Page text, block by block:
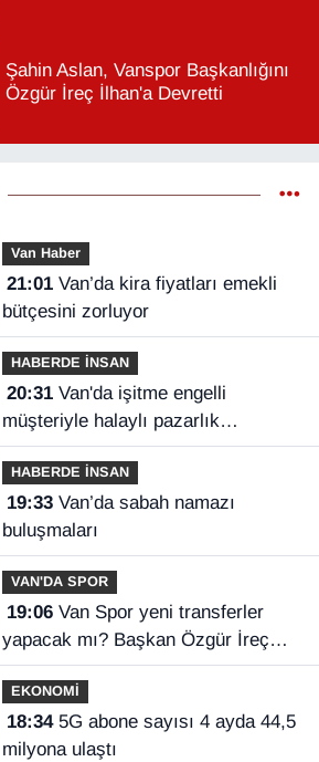
Şahin Aslan, Vanspor Başkanlığını
Özgür İreç İlhan'a Devretti
Van Haber
21:01Van’da kira fiyatları emekli
bütçesini zorluyor
HABERDE İNSAN
20:31Van'da işitme engelli
müşteriyle halaylı pazarlık
gülümsetti
HABERDE İNSAN
19:33Van’da sabah namazı
buluşmaları
VAN'DA SPOR
19:06Van Spor yeni transferler
yapacak mı? Başkan Özgür İreç
İlhan açıkladı
EKONOMİ
18:345G abone sayısı 4 ayda 44,5
milyona ulaştı